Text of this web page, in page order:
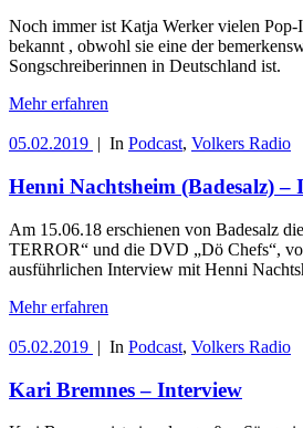
Noch immer ist Katja Werker vielen Pop-
bekannt , obwohl sie eine der
Songschreiberinnen in Deutschland ist.
Mehr erfahren
05.02.2019 | In Podcast, Volkers Radio
Henni Nachtsheim (Badesalz) –
Am 15.06.18 erschienen von Badesalz
TERROR“ und die DVD „Dö Chefs“,
ausführlichen Interview mit Henni
Mehr erfahren
05.02.2019 | In Podcast, Volkers Radio
Kari Bremnes – Interview